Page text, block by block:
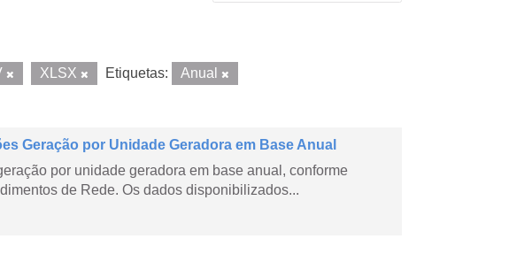
XLSX Etiquetas: Anual
Geração por Unidade Geradora em Base Anual
por unidade geradora em base anual, conforme
de Rede. Os dados disponibilizados...